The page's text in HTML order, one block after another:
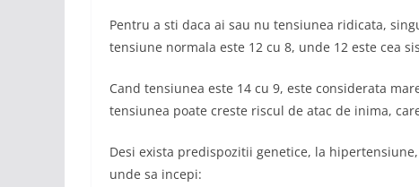
Pentru a sti daca ai sau nu tensiunea ridicata,
tensiune normala este 12 cu 8, unde 12 este cea
Cand tensiunea este 14 cu 9, este considerata
tensiunea poate creste riscul de atac de inima,
Desi exista predispozitii genetice, la
unde sa incepi: